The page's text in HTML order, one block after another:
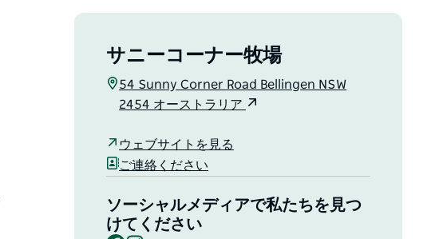
サニーコーナー牧場
54 Sunny Corner Road Bellingen NSW
2454 オーストラリア
ウェブサイトを見る
ご連絡ください
ソーシャルメディアで私たちを見つ
けてください